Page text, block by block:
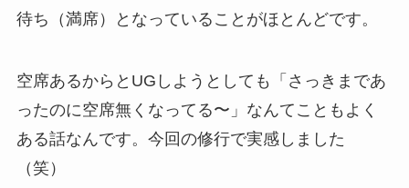
待ち（満席）となっていることがほとんどです。
空席あるからとUGしようとしても「さっきまであ
ったのに空席無くなってる〜」なんてこともよく
ある話なんです。今回の修行で実感しました
（笑）